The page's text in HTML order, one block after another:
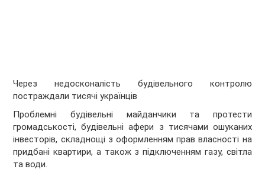
Через недосконалість будівельного контролю
постраждали тисячі українців
Проблемні будівельні майданчики та протести
громадськості, будівельні афери з тисячами ошуканих
інвесторів, складнощі з оформленням прав власності на
придбані квартири, а також з підключенням газу, світла
та води.